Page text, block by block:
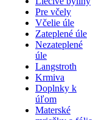
Pre včely
Včelie úle
Zateplené úle
Nezateplené
úle
Langstroth
Krmiva
Doplnky k
úľom
Materské